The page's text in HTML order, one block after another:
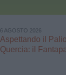
6 AGOSTO 2026
Aspettando il
Quercia: il